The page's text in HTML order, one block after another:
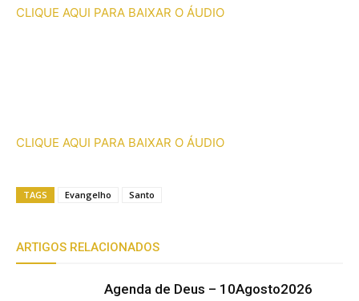
CLIQUE AQUI PARA BAIXAR O ÁUDIO
CLIQUE AQUI PARA BAIXAR O ÁUDIO
TAGS Evangelho Santo
ARTIGOS RELACIONADOS
Agenda de Deus – 10Agosto2026